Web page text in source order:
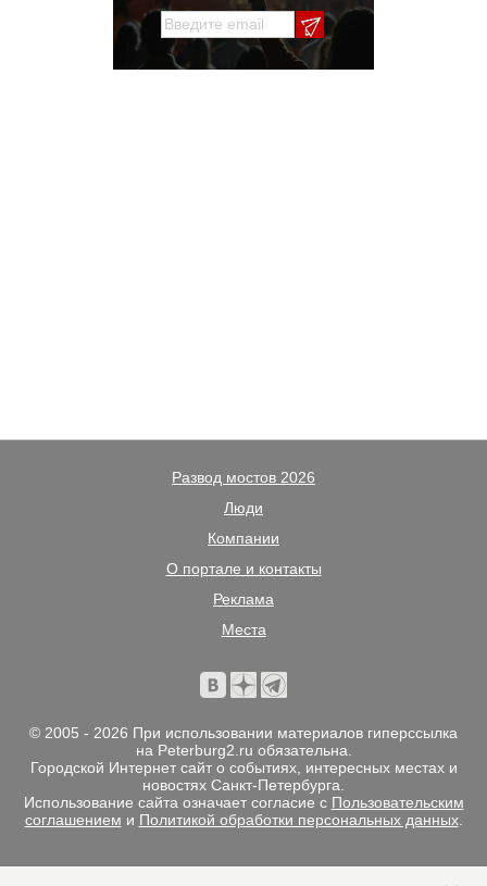
Развод мостов 2026
Люди
Компании
О портале и контакты
Реклама
Места
© 2005 - 2026 При использовании материалов гиперссылка
на Peterburg2.ru обязательна.
Городской Интернет сайт о событиях, интересных местах и
новостях Санкт-Петербурга.
Использование сайта означает согласие с Пользовательским
соглашением и Политикой обработки персональных данных.